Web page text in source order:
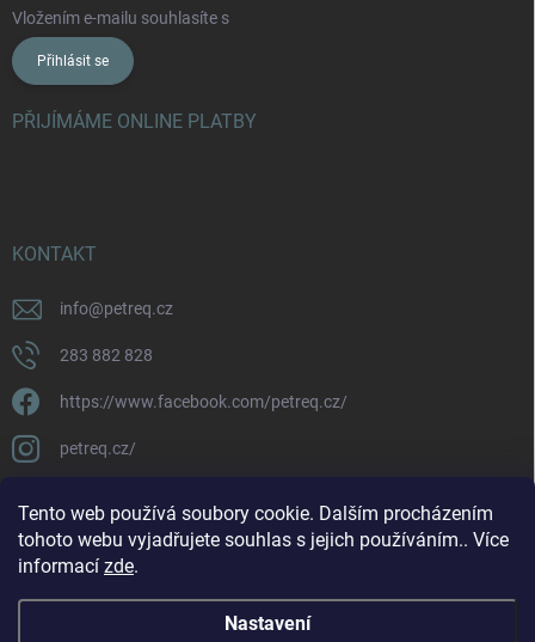
Tento web používá soubory cookie. Dalším procházením
tohoto webu vyjadřujete souhlas s jejich používáním.. Více
informací zde.
Nastavení
Vložením e-mailu souhlasíte s
Přihlásit se
PŘIJÍMÁME ONLINE PLATBY
KONTAKT
info@petreq.cz
283 882 828
https://www.facebook.com/petreq.cz/
petreq.cz/